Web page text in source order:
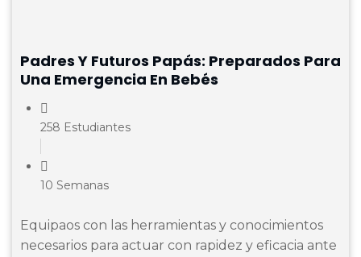
Padres Y Futuros Papás: Preparados Para
Una Emergencia En Bebés
258 Estudiantes
10 Semanas
Equipaos con las herramientas y conocimientos
necesarios para actuar con rapidez y eficacia ante